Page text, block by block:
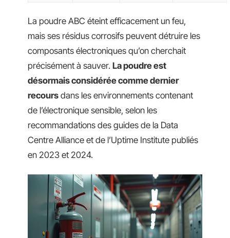
La poudre ABC éteint efficacement un feu,
mais ses résidus corrosifs peuvent détruire les
composants électroniques qu’on cherchait
précisément à sauver. La poudre est
désormais considérée comme dernier
recours dans les environnements contenant
de l’électronique sensible, selon les
recommandations des guides de la Data
Centre Alliance et de l’Uptime Institute publiés
en 2023 et 2024.